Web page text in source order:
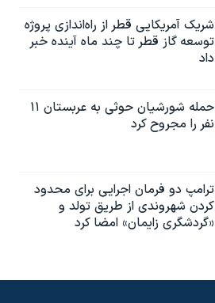
شریک آمریکایی قطر از راه‌اندازی پروژه
توسعه گاز قطر تا چند ماه آینده خبر
داد
حمله شورشیان حوثی به عربستان ۱۱
نفر را مجروح کرد
ترامپ دو فرمان اجرایی برای محدود
کردن شهروندی از طریق تولد و
«گردشگری زایمان» امضا کرد